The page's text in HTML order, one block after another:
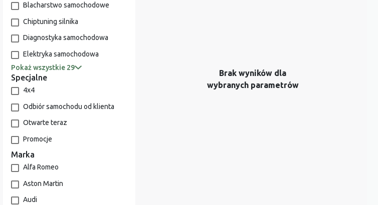
Blacharstwo samochodowe
Chiptuning silnika
Diagnostyka samochodowa
Elektryka samochodowa
Pokaż wszystkie 29
Specjalne
4x4
Odbiór samochodu od klienta
Otwarte teraz
Promocje
Marka
Alfa Romeo
Aston Martin
Audi
Brak wyników dla
wybranych parametrów